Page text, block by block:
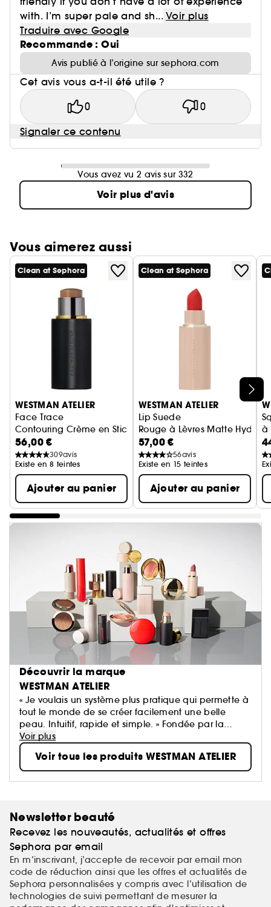
with. I’m super pale and sh... Voir plus
Traduire avec Google
Recommande : Oui
Avis publié à l’origine sur sephora.com
Cet avis vous a-t-il été utile ?
0 0
Signaler ce contenu
Vous avez vu 2 avis sur 332
Voir plus d'avis
Vous aimerez aussi
Ignorer le carrousel produits
Clean at Sephora
WESTMAN ATELIER
Face Trace
Contouring Crème en Stick
56,00 €
309avis
Existe en 8 teintes
Ajouter au panier
Clean at Sephora
WESTMAN ATELIER
Lip Suede
Rouge à Lèvres Matte
57,00 €
56avis
Existe en 15 teintes
Ajouter au panier
à
Découvrir la marque
WESTMAN ATELIER
« Je voulais un système plus pratique qui permette à
tout le monde de se créer facilement une belle
peau. Intuitif, rapide et simple. » Fondée par la
maquilleuse éditoriale Gucci Westman, la marque
de beauté propre Westman Atelier associe des
pigments hautes performances, des actifs de soin
cutané nourrissants et les formulations les plus sûres
à un œil extraordinaire pour la couleur. Il en résulte
saisissante, aussi agréable au toucher qu'à l'œil.
Voir plus
Voir tous les produits WESTMAN ATELIER
Newsletter beauté
Recevez les nouveautés, actualités et offres
Sephora par email
En m’inscrivant, j’accepte de recevoir par email mon
code de réduction ainsi que les offres et actualités de
Sephora personnalisées y compris avec l’utilisation de
technologies de suivi permettant de mesurer la